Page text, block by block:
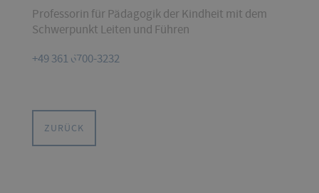
Professorin für Pädagogik der Kindheit mit dem
Schwerpunkt Leiten und Führen
+49 361 6700-3232
ZURÜCK